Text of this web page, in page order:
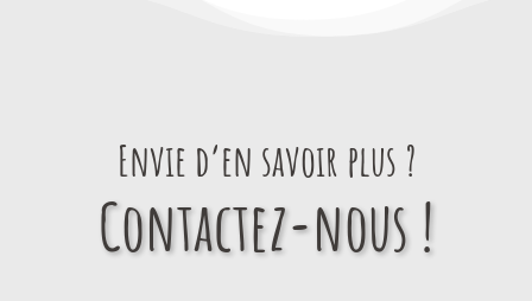
Envie d’en savoir plus ?
Contactez-nous !